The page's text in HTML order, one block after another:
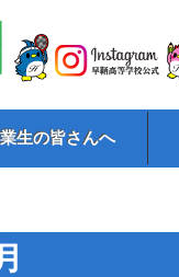
生の皆さんへ